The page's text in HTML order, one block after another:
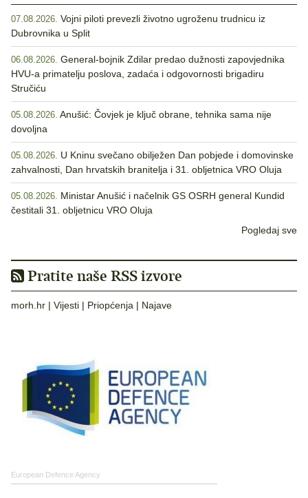
07.08.2026. Vojni piloti prevezli životno ugroženu trudnicu iz
Dubrovnika u Split
06.08.2026. General-bojnik Zdilar predao dužnosti zapovjednika
HVU-a primatelju poslova, zadaća i odgovornosti brigadiru
Stručiću
05.08.2026. Anušić: Čovjek je ključ obrane, tehnika sama nije
dovoljna
05.08.2026. U Kninu svečano obilježen Dan pobjede i domovinske
zahvalnosti, Dan hrvatskih branitelja i 31. obljetnica VRO Oluja
05.08.2026. Ministar Anušić i načelnik GS OSRH general Kundid
čestitali 31. obljetnicu VRO Oluja
Pogledaj sve
Pratite naše RSS izvore
morh.hr | Vijesti | Priopćenja | Najave
European Defence Agency